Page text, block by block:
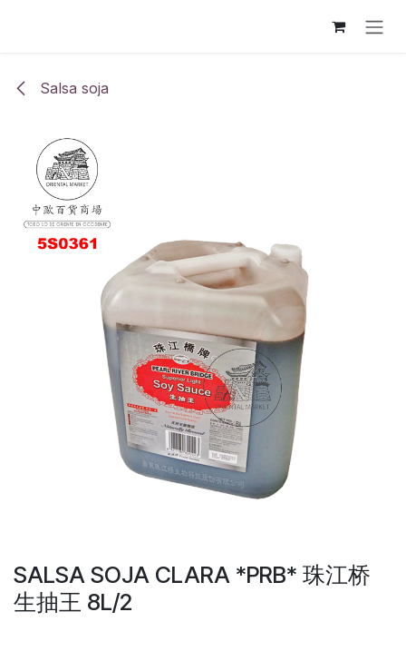
Salsa soja
SALSA SOJA CLARA *PRB* 珠江桥
生抽王 8L/2